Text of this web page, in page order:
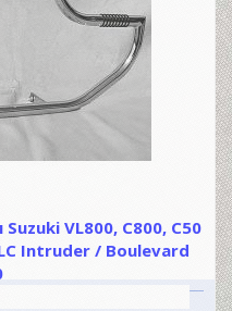
VL800, C800, C50
Intruder / Boulevard